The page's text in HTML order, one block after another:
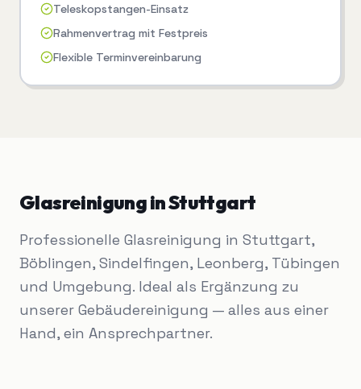
Teleskopstangen-Einsatz
Rahmenvertrag mit Festpreis
Flexible Terminvereinbarung
GlasreinigunginStuttgart
Professionelle Glasreinigung in Stuttgart,
Böblingen, Sindelfingen, Leonberg, Tübingen
und Umgebung. Ideal als Ergänzung zu
unserer Gebäudereinigung — alles aus einer
Hand, ein Ansprechpartner.